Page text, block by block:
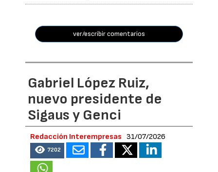
ver/escribir comentarios
Gabriel López Ruiz,
nuevo presidente de
Sigaus y Genci
Redacción Interempresas 31/07/2026
7202